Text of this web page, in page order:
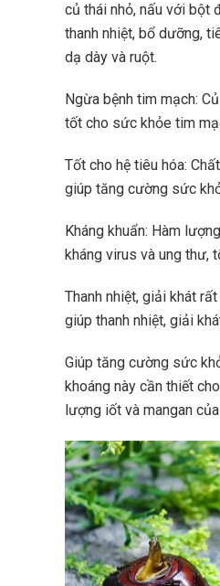
củ thái nhỏ, nấu với bột
thanh nhiệt, bổ dưỡng,
dạ dày và ruột.
Ngừa bệnh tim mạch:
tốt cho sức khỏe tim
Tốt cho hệ tiêu hóa:
giúp tăng cường sức
Kháng khuẩn: Hàm
kháng virus và ung thư,
Thanh nhiệt, giải khát
giúp thanh nhiệt, giải
Giúp tăng cường sức
khoáng này cần thiết
lượng iốt và mangan